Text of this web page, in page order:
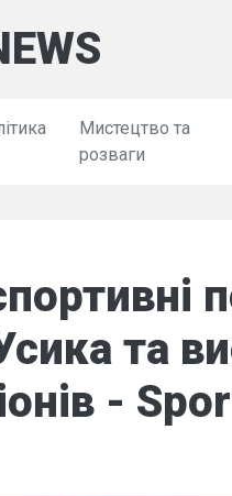
Мистецтво та
розваги
та
-